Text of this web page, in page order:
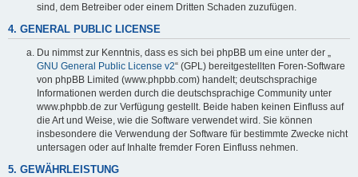
sind, dem Betreiber oder einem Dritten Schaden zuzufügen.
4. GENERAL PUBLIC LICENSE
Du nimmst zur Kenntnis, dass es sich bei phpBB um eine unter der „
GNU General Public License v2“ (GPL) bereitgestellten Foren-Software
von phpBB Limited (www.phpbb.com) handelt; deutschsprachige
Informationen werden durch die deutschsprachige Community unter
www.phpbb.de zur Verfügung gestellt. Beide haben keinen Einfluss auf
die Art und Weise, wie die Software verwendet wird. Sie können
insbesondere die Verwendung der Software für bestimmte Zwecke nicht
untersagen oder auf Inhalte fremder Foren Einfluss nehmen.
5. GEWÄHRLEISTUNG